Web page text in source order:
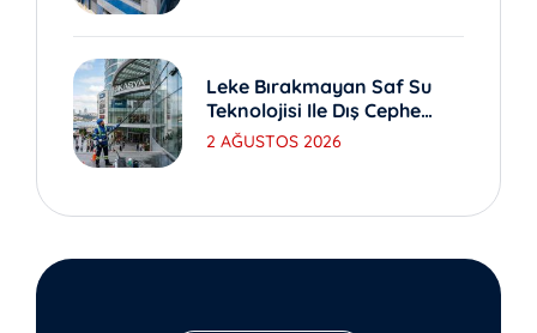
Leke Bırakmayan Saf Su
Teknolojisi Ile Dış Cephe
Yıkama
2 AĞUSTOS 2026